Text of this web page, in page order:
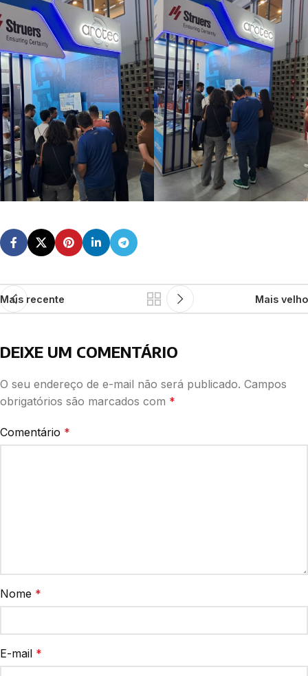
Mais recente Mais velho
DEIXE UM COMENTÁRIO
O seu endereço de e-mail não será publicado. Campos
obrigatórios são marcados com *
Comentário *
Nome *
E-mail *